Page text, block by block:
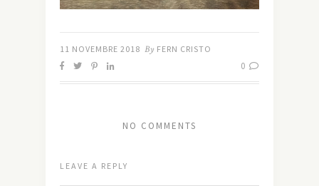
11 NOVEMBRE 2018 By FERN CRISTO
0
NO COMMENTS
LEAVE A REPLY